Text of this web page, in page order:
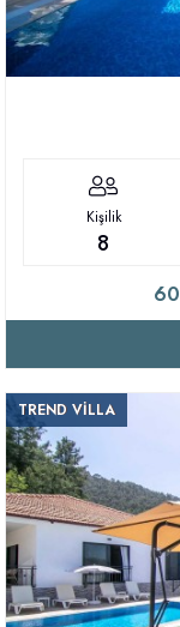
Kişilik
8
TREND VİLLA